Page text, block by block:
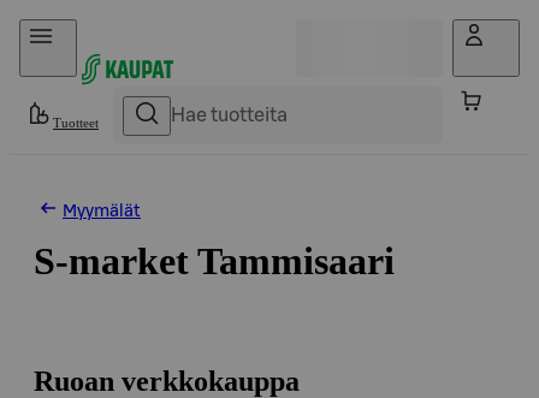
Hyppää sisältöön
Tuotteet
Myymälät
S-market Tammisaari
Ruoan verkkokauppa